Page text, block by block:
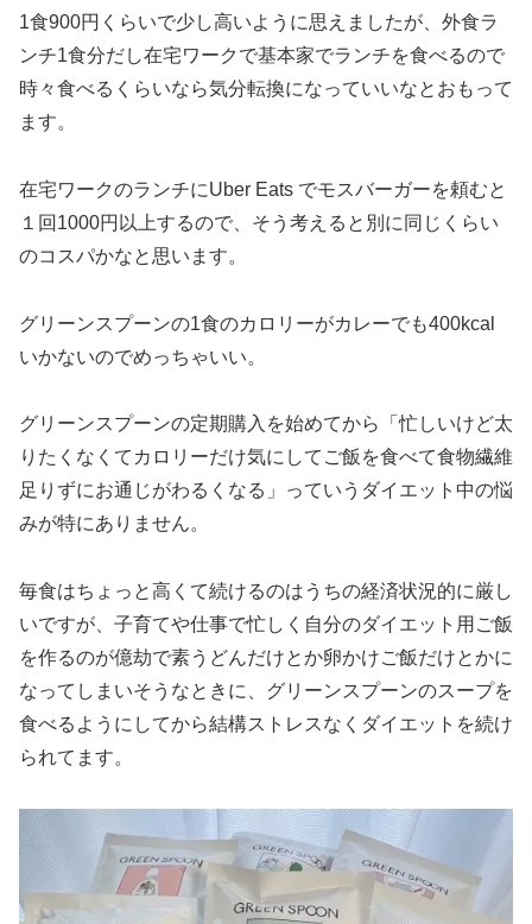
1食900円くらいで少し高いように思えましたが、外食ラ
ンチ1食分だし在宅ワークで基本家でランチを食べるので
時々食べるくらいなら気分転換になっていいなとおもって
ます。
在宅ワークのランチにUber Eats でモスバーガーを頼むと
１回1000円以上するので、そう考えると別に同じくらい
のコスパかなと思います。
グリーンスプーンの1食のカロリーがカレーでも400kcal
いかないのでめっちゃいい。
グリーンスプーンの定期購入を始めてから「忙しいけど太
りたくなくてカロリーだけ気にしてご飯を食べて食物繊維
足りずにお通じがわるくなる」っていうダイエット中の悩
みが特にありません。
毎食はちょっと高くて続けるのはうちの経済状況的に厳し
いですが、子育てや仕事で忙しく自分のダイエット用ご飯
を作るのが億劫で素うどんだけとか卵かけご飯だけとかに
なってしまいそうなときに、グリーンスプーンのスープを
食べるようにしてから結構ストレスなくダイエットを続け
られてます。